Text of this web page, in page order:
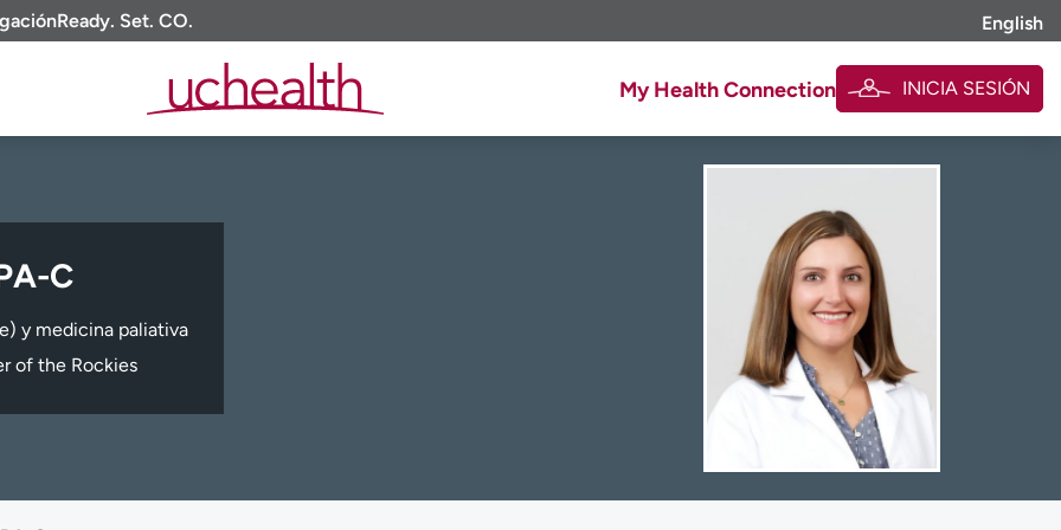
Ready. Set. CO. English
My Health Connection INICIA SESIÓN
C
y medicina paliativa
of the Rockies